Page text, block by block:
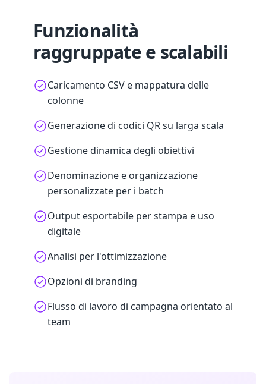
Funzionalità
raggruppate e scalabili
Caricamento CSV e mappatura delle
colonne
Generazione di codici QR su larga scala
Gestione dinamica degli obiettivi
Denominazione e organizzazione
personalizzate per i batch
Output esportabile per stampa e uso
digitale
Analisi per l'ottimizzazione
Opzioni di branding
Flusso di lavoro di campagna orientato al
team